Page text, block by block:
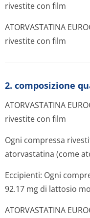
rivestite con film
ATORVASTATINA
rivestite con film
2. composizione
ATORVASTATINA
rivestite con film
Ogni compressa
atorvastatina (come
Eccipienti: Ogni
92.17 mg di lattosio
ATORVASTATINA